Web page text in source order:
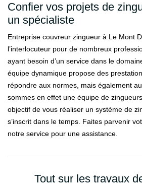
Confier vos projets de
un spécialiste
Entreprise couvreur zingueur à Le Mont
l’interlocuteur pour de nombreux
ayant besoin d’un service dans le
équipe dynamique propose des
répondre aux normes, mais également
sommes en effet une équipe de
objectif de vous réaliser un système de
s’inscrit dans le temps. Faites parvenir
notre service pour une assistance.
Tout sur les travaux